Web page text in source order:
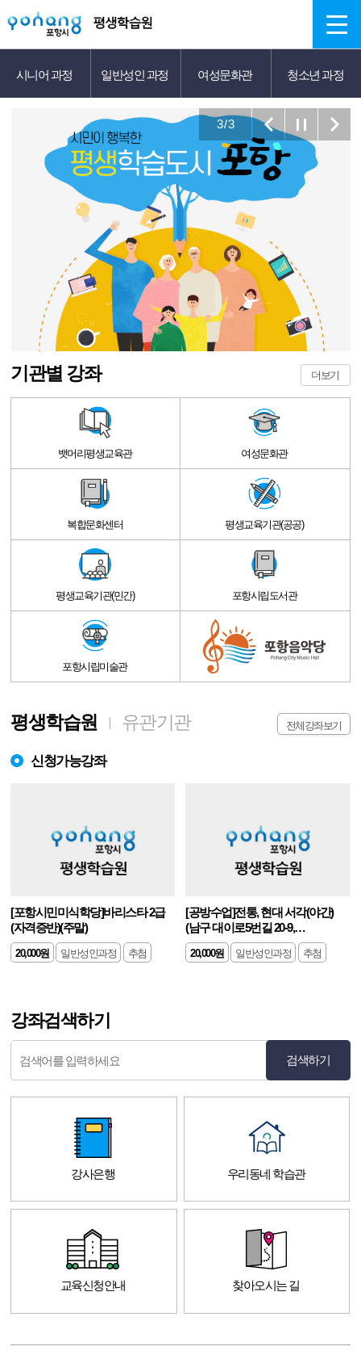
시니어 과정 일반성인 과정 여성문화관 청소년 과정
3/ 3
기관별 강좌 더보기
뱃머리평생교육관 여성문화관
복합문화센터 평생교육기관(공공)
평생교육기관(민간) 포항시립도서관
포항시립미술관
평생학습원
신청가능강좌
[포항시민미식학당]바리스타 2급
(자격증반)(주말)
20,000원 일반성인과정 추첨
[공방수업]전통, 현대 서각(야간)
(남구 대이로5번길 20-9,
무릉서각갤러리
20,000원 일반성인과정 추첨
전체강좌보기
유관기관
강좌검색하기
검색하기
강사은행 우리동네 학습관
교육신청안내 찾아오시는 길